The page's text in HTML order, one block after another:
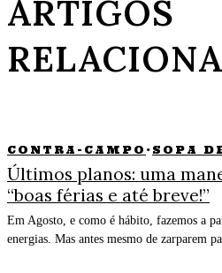
ARTIGOS
CONTRA-CAMPO · SOPA
Últimos planos: uma
“boas férias e até breve!”
Em Agosto, e como é hábito, fazemos a
energias. Mas antes mesmo de zarparem